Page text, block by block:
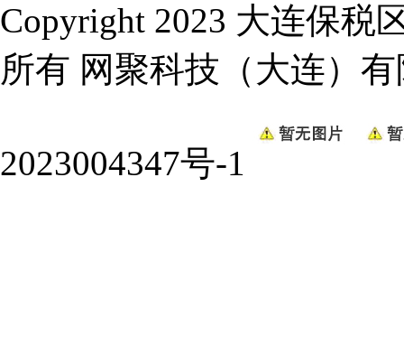
Copyright 2023 大连保税
所有 网聚科技（大连）
2023004347号-1